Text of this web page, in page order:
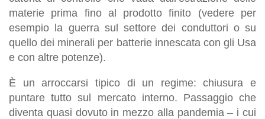
materie prima fino al prodotto finito (vedere per
esempio la guerra sul settore dei conduttori o su
quello dei minerali per batterie innescata con gli Usa
e con altre potenze).
È un arroccarsi tipico di un regime: chiusura e
puntare tutto sul mercato interno. Passaggio che
diventa quasi dovuto in mezzo alla pandemia – i cui